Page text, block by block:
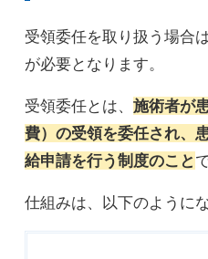
受領委任を取り扱う場合
が必要となります。
受領委任とは、 施術者が
費）の受領を委任され、
給申請を行う制度のこと
仕組みは、以下のように